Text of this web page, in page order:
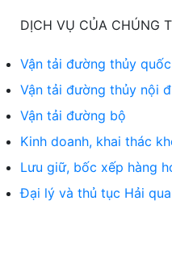
DỊCH VỤ CỦA CHÚNG
Vận tải đường thủy
Vận tải đường thủy nội
Vận tải đường bộ
Kinh doanh, khai thác
Lưu giữ, bốc xếp hàng
Đại lý và thủ tục Hải